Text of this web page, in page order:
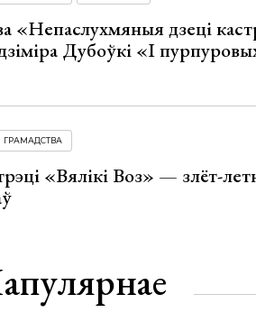
«Непаслухмяныя дзеці
Дубоўкі «І
ГРАМАДСТВА
«Вялікі Воз» — злёт-